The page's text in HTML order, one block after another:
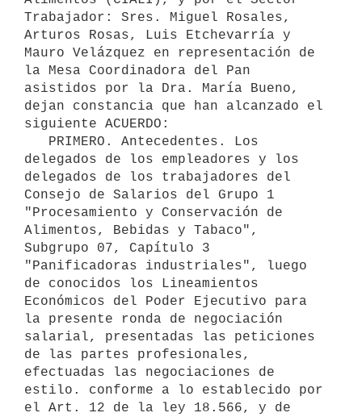
Trabajador: Sres. Miguel Rosales,
Arturos Rosas, Luis Etchevarría y
Mauro Velázquez en representación de
la Mesa Coordinadora del Pan
asistidos por la Dra. María Bueno,
dejan constancia que han alcanzado el
siguiente ACUERDO:
delegados de los empleadores y los
delegados de los trabajadores del
Consejo de Salarios del Grupo 1
"Procesamiento y Conservación de
Alimentos, Bebidas y Tabaco",
Subgrupo 07, Capítulo 3
"Panificadoras industriales", luego
de conocidos los Lineamientos
Económicos del Poder Ejecutivo para
la presente ronda de negociación
salarial, presentadas las peticiones
de las partes profesionales,
efectuadas las negociaciones de
estilo. conforme a lo establecido por
el Art. 12 de la ley 18.566, y de